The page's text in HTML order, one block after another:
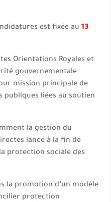
est fixée au 13
Orientations Royales et
gouvernementale
mission principale de
liées au soutien
la gestion du
lancé à la fin de
protection sociale des
la promotion d’un modèle
protection